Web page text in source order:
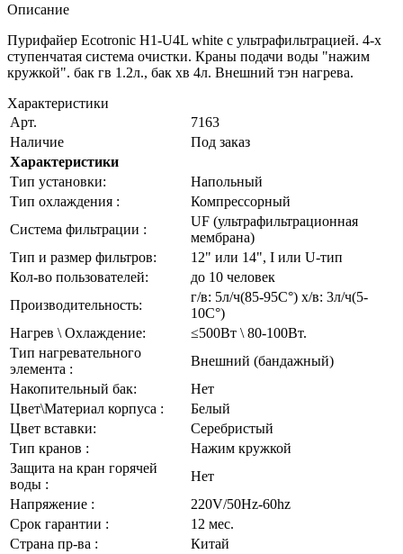
Описание
Пурифайер Ecotronic H1-U4L white с ультрафильтрацией. 4-х
ступенчатая система очистки. Краны подачи воды "нажим
кружкой". бак гв 1.2л., бак хв 4л. Внешний тэн нагрева.
Характеристики
Арт.
7163
Наличие
Под заказ
Характеристики
Тип установки:
Напольный
Тип охлаждения :
Компрессорный
Система фильтрации :
UF (ультрафильтрационная
мембрана)
Тип и размер фильтров:
12" или 14", I или U-тип
Кол-во пользователей:
до 10 человек
Производительность:
г/в: 5л/ч(85-95C°) х/в: 3л/ч(5-
10C°)
Нагрев \ Охлаждение:
≤500Вт \ 80-100Вт.
Тип нагревательного
элемента :
Внешний (бандажный)
Накопительный бак:
Нет
Цвет\Материал корпуса :
Белый
Цвет вставки:
Серебристый
Тип кранов :
Нажим кружкой
Защита на кран горячей
воды :
Нет
Напряжение :
220V/50Hz-60hz
Срок гарантии :
12 мес.
Страна пр-ва :
Китай